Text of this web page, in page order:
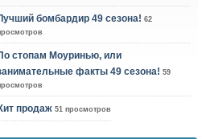
бомбардир 49 сезона! 62
стопам Моуринью, или
факты 49 сезона! 59
продаж 51 просмотров